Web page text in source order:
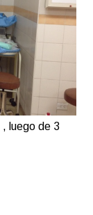
luego de 3